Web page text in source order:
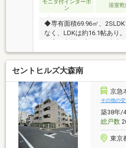
モニタ付インターホ
ン
浴室
◆専有面積69.96㎡、
なく、LDKは約16.1帖あり
区切られており、LDKを一
ウトポール設計で家具配
2方面採光で採光、風通し
ット、専用ポーチは約6.49
方向角部屋。◆角住戸、ク
イバシーが確保されていま
ーム歴あり。◆浴室は窓付
専用使用権付き駐車場あり
ックスあり。
セントヒルズ大森南
京急
その他の交
築38年/
総戸数
東京